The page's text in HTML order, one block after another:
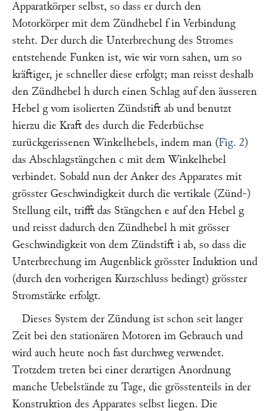
Apparatkörper selbst, so dass er durch den
Motorkörper mit dem Zündhebel fin Verbindung
steht. Der durch die Unterbrechung des Stromes
entstehende Funken ist, wie wir vorn sahen, um so
kräftiger, je schneller diese erfolgt; man reisst deshalb
den Zündhebel h durch einen Schlag auf den äusseren
Hebel g vom isolierten Zündstift ab und benutzt
hierzu die Kraft des durch die Federbüchse
zurückgerissenen Winkelhebels, indem man (Fig. 2)
das Abschlagstängchen c mit dem Winkelhebel
verbindet. Sobald nun der Anker des Apparates mit
grösster Geschwindigkeit durch die vertikale (Zünd-)
Stellung eilt, trifft das Stängchen e auf den Hebel g
und reisst dadurch den Zündhebel h mit grösser
Geschwindigkeit von dem Zündstift i ab, so dass die
Unterbrechung im Augenblick grösster Induktion und
(durch den vorherigen Kurzschluss bedingt) grösster
Stromstärke erfolgt.
Dieses System der Zündung ist schon seit langer
Zeit bei den stationären Motoren im Gebrauch und
wird auch heute noch fast durchweg verwendet.
Trotzdem treten bei einer derartigen Anordnung
manche Uebelstände zu Tage, die grösstenteils in der
Konstruktion des Apparates selbst liegen. Die